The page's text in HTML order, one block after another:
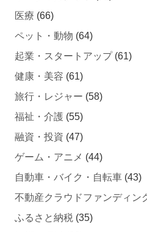
ペット・動物
起業・スタートアップ
健康・美容 (61)
旅行・レジャー
福祉・介護(55)
融資・投資 (47)
ゲーム・アニメ
自動車・バイク・自転車
不動産クラウドファンディング
ふるさと納税 (35)
技術・機械(33)